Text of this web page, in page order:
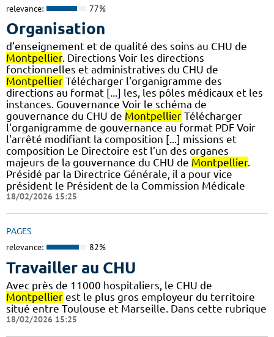
relevance: 77%
Organisation
d’enseignement et de qualité des soins au CHU de
Montpellier. Directions Voir les directions
fonctionnelles et administratives du CHU de
Montpellier Télécharger l'organigramme des
directions au format [...] les, les pôles médicaux et les
instances. Gouvernance Voir le schéma de
gouvernance du CHU de Montpellier Télécharger
l'organigramme de gouvernance au format PDF Voir
l'arrêté modifiant la composition [...] missions et
composition Le Directoire est l’un des organes
majeurs de la gouvernance du CHU de Montpellier.
Présidé par la Directrice Générale, il a pour vice
président le Président de la Commission Médicale
18/02/2026 15:25
PAGES
relevance: 82%
Travailler au CHU
Avec près de 11000 hospitaliers, le CHU de
Montpellier est le plus gros employeur du territoire
situé entre Toulouse et Marseille. Dans cette rubrique
18/02/2026 15:25